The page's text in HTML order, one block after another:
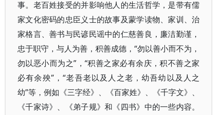
事。老百姓接受的并影响他人的生活哲学，是带有儒
家文化密码的忠臣义士的故事及蒙学读物、家训、治
家格言、善书与民谚民谣中的仁慈善良，廉洁勤谨，
忠于职守，与人为善，积善成德，“勿以善小而不为，
勿以恶小而为之”，“积善之家必有余庆，积不善之家
必有余殃”，“老吾老以及人之老，幼吾幼以及人之
幼”等，例如《三字经》、《百家姓》、《千字文》、
《千家诗》、《弟子规》和《四书》中的一些内容。